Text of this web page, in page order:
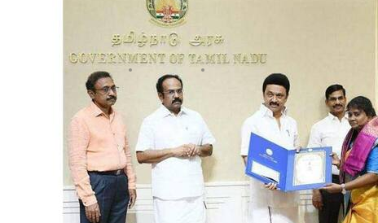
38 பேருக்கு தமிழ்ச் செம்மல்
வழங்கினார் தமிழக முதல்வர்
Nivetha P
செய்தி முன்னோட்டம்
சென்னை தலைமை செயலகத்தில் இன்று
இந்த நிகழ்வில் தமிழக முதல்வர்
'தமிழ் இலக்கியவியல்' என்ற
இந்த காசோலையை அந்த